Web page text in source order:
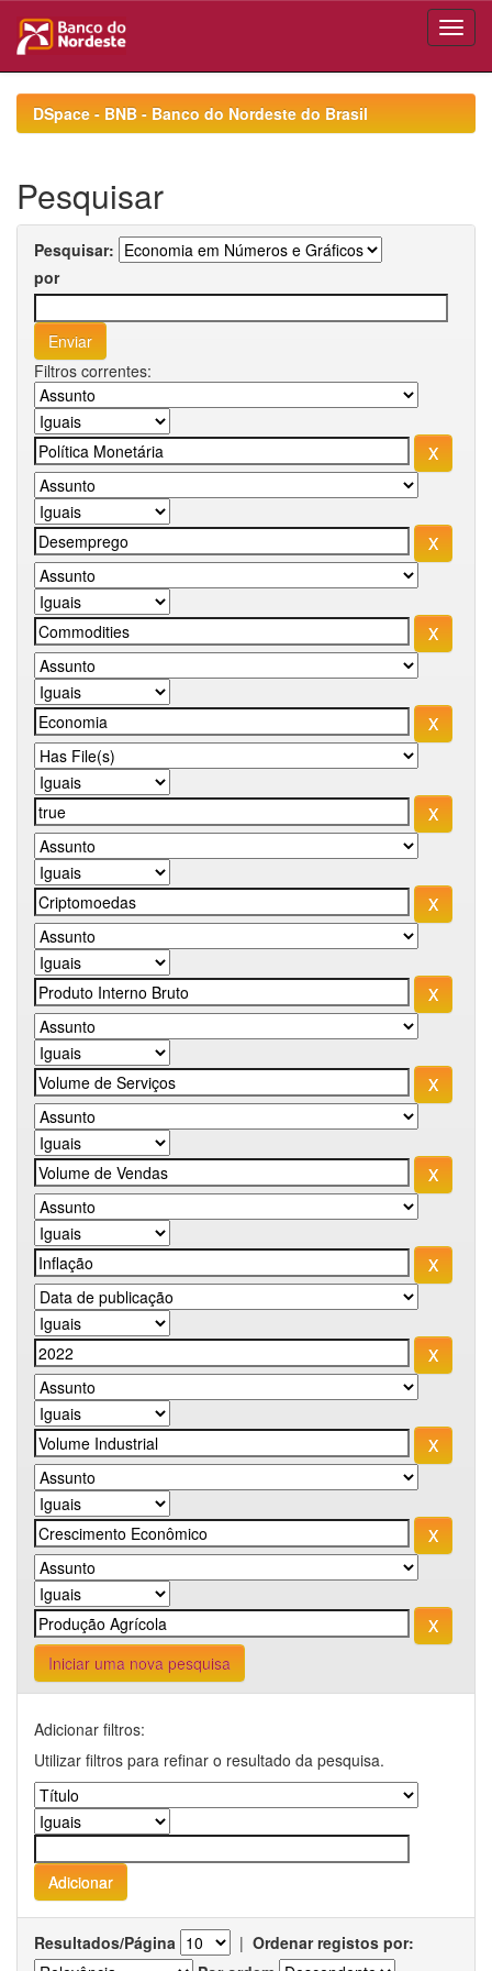
navigationDSpace - BNB - Banco do Nordeste do Brasil
Pesquisar
Pesquisar:
por
Filtros correntes:
Iniciar uma nova pesquisa
Adicionar filtros:
Utilizar filtros para refinar o resultado da pesquisa.
Resultados/Página | Ordenar registos por: